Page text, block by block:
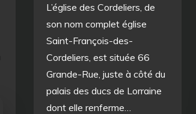
L’église des Cordeliers, de
son nom complet église
Saint-François-des-
Cordeliers, est située 66
Grande-Rue, juste à côté du
palais des ducs de Lorraine
dont elle renferme…